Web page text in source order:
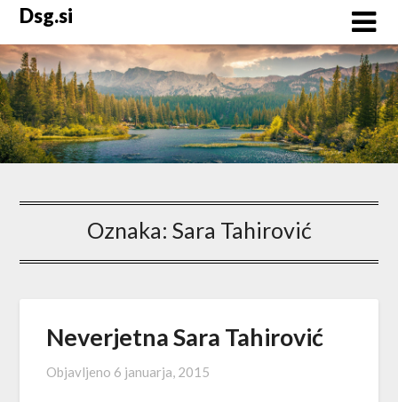
Skip
content
Dsg.si
Oznaka: Sara Tahirović
Neverjetna Sara Tahirović
Objavljeno 6 januarja, 2015